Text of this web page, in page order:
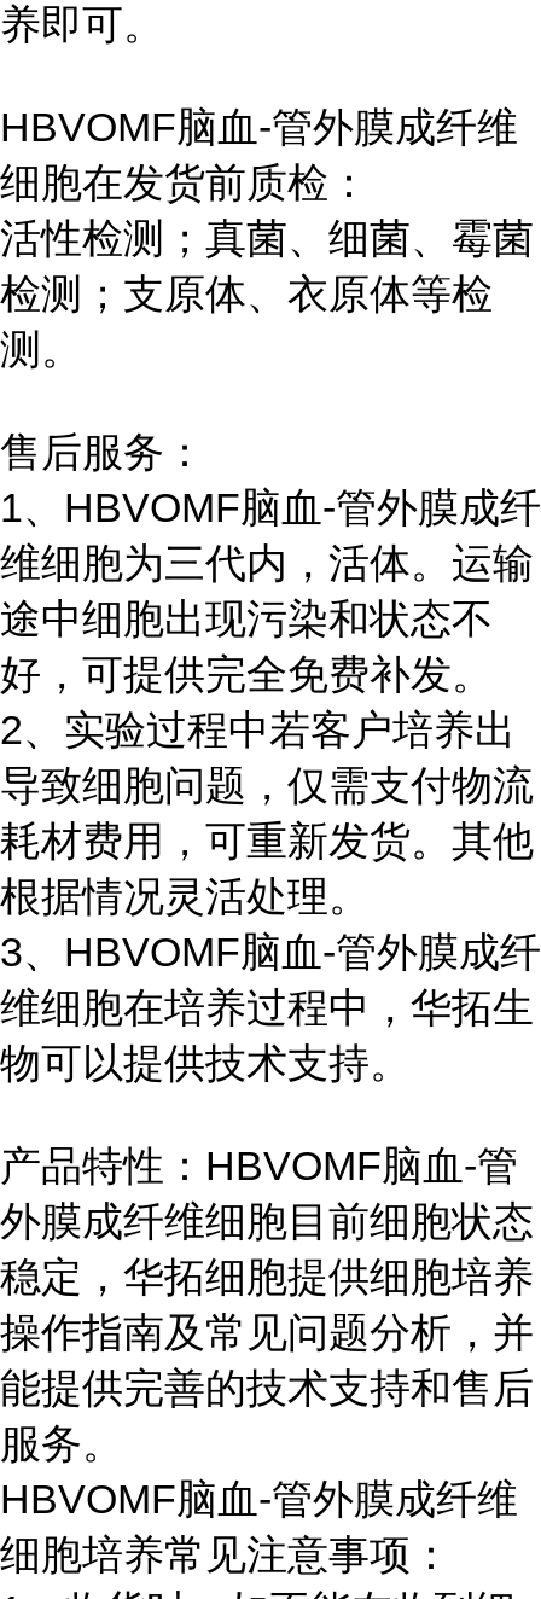
养即可。
HBVOMF脑血-管外膜成纤维
细胞在发货前质检：
活性检测；真菌、细菌、霉菌
检测；支原体、衣原体等检
测。
售后服务：
1、HBVOMF脑血-管外膜成纤
维细胞为三代内，活体。运输
途中细胞出现污染和状态不
好，可提供完全免费补发。
2、实验过程中若客户培养出
导致细胞问题，仅需支付物流
耗材费用，可重新发货。其他
根据情况灵活处理。
3、HBVOMF脑血-管外膜成纤
维细胞在培养过程中，华拓生
物可以提供技术支持。
产品特性：HBVOMF脑血-管
外膜成纤维细胞目前细胞状态
稳定，华拓细胞提供细胞培养
操作指南及常见问题分析，并
能提供完善的技术支持和售后
服务。
HBVOMF脑血-管外膜成纤维
细胞培养常见注意事项：